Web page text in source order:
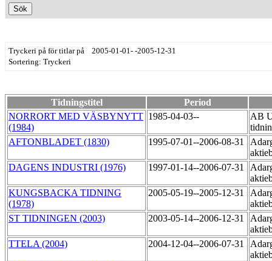
Tryckeri på för titlar på 2005-01-01- -2005-12-31
Sortering: Tryckeri
Tidningstitel
Period
NORRORT MED VÄSBYNYTT
(1984)
1985-04-03--
AB
AFTONBLADET (1830)
1995-07-01--2006-08-31
DAGENS INDUSTRI (1976)
1997-01-14--2006-07-31
KUNGSBACKA TIDNING
(1978)
2005-05-19--2005-12-31
ST TIDNINGEN (2003)
2003-05-14--2006-12-31
TTELA (2004)
2004-12-04--2006-07-31